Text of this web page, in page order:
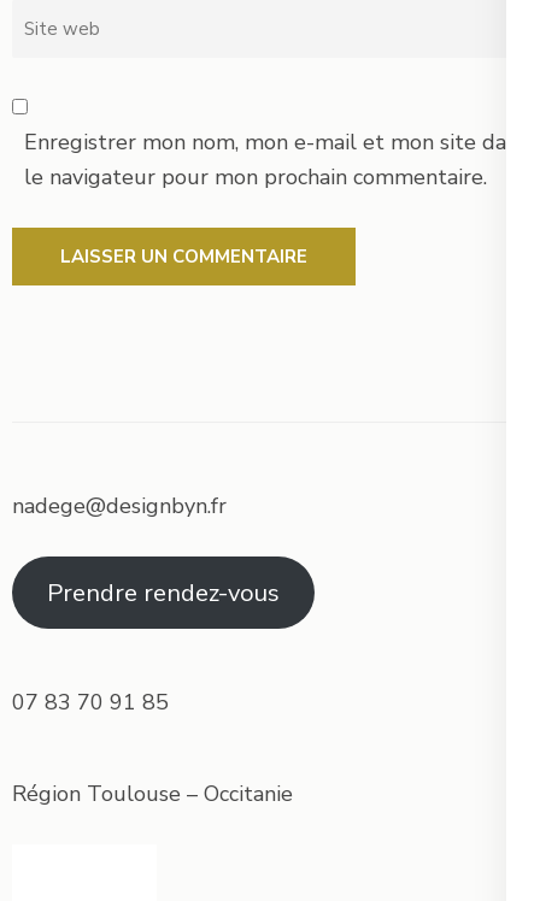
Site
Enregistrer mon nom, mon e-mail et mon site dans
le navigateur pour mon prochain commentaire.
nadege@designbyn.fr
Prendre rendez-vous
07 83 70 91 85
Région Toulouse – Occitanie